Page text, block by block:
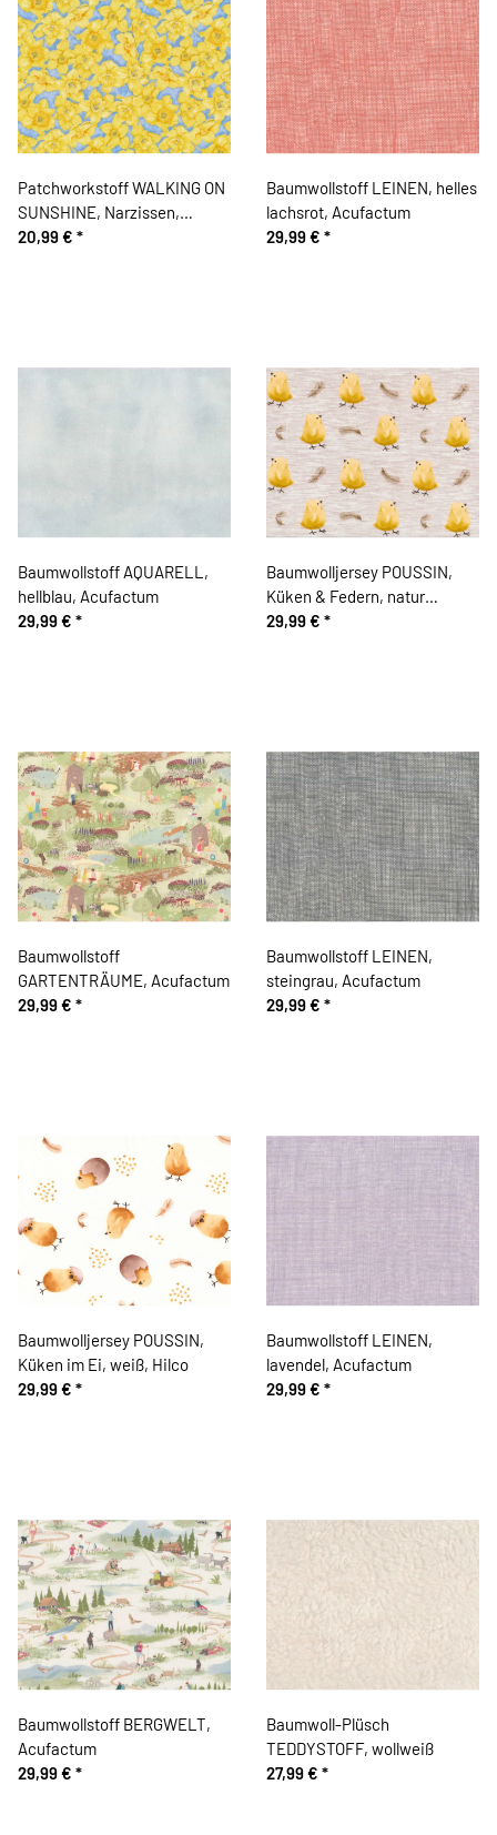
Patchworkstoff WALKING ON
SUNSHINE, Narzissen,
sonnengelb
20,99 € *
Baumwollstoff LEINEN, helles
lachsrot, Acufactum
29,99 € *
Baumwollstoff AQUARELL,
hellblau, Acufactum
29,99 € *
Baumwolljersey POUSSIN,
Küken & Federn, natur
meliert, Hilco
29,99 € *
Baumwollstoff
GARTENTRÄUME, Acufactum
29,99 € *
Baumwollstoff LEINEN,
steingrau, Acufactum
29,99 € *
Baumwolljersey POUSSIN,
Küken im Ei, weiß, Hilco
29,99 € *
Baumwollstoff LEINEN,
lavendel, Acufactum
29,99 € *
Baumwollstoff BERGWELT,
Acufactum
29,99 € *
Baumwoll-Plüsch
TEDDYSTOFF, wollweiß
27,99 € *